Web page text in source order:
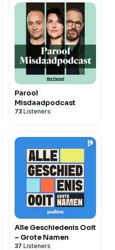
Parool
Misdaadpodcast
73 Listeners
Alle Geschiedenis Ooit
– Grote Namen
37 Listeners